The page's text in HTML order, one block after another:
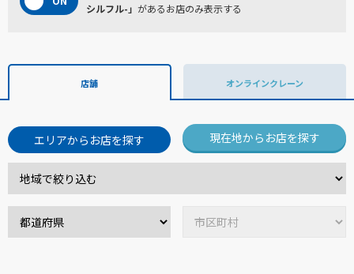
シルフル-」 があるお店のみ表示する
店舗 オンラインクレーン
エリアからお店を探す 現在地からお店を探す